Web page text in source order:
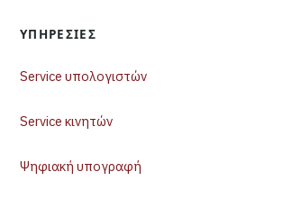
ΥΠΗΡΕΣΊΕΣ
Service υπολογιστών
Service κινητών
Ψηφιακή υπογραφή